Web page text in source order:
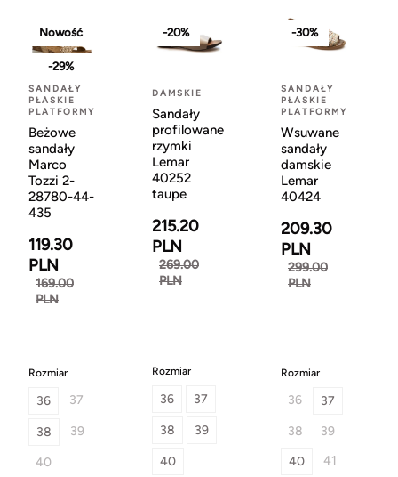
Nowość
-29%
SANDAŁY
PŁASKIE
PLATFORMY
Beżowe
sandały
Marco
Tozzi 2-
28780-44-
435
119.30
PLN
169.00
PLN
Rozmiar
36 37
38 39
40
-20%
DAMSKIE
Sandały
profilowane
rzymki
Lemar
40252
taupe
215.20
PLN
269.00
PLN
Rozmiar
36 37
38 39
40
-30%
SANDAŁY
PŁASKIE
PLATFORMY
Wsuwane
sandały
damskie
Lemar
40424
209.30
PLN
299.00
PLN
Rozmiar
36
37
38
39
40
41